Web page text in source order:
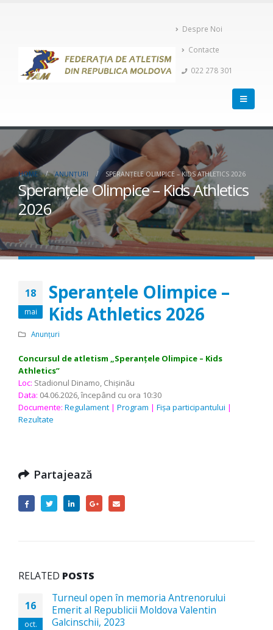
Despre Noi
Contacte
022 278 301
HOME ANUNȚURI SPERANȚELE OLIMPICE – KIDS ATHLETICS 2026
Speranțele Olimpice – Kids Athletics
2026
18
mai
Speranțele Olimpice –
Kids Athletics 2026
Anunțuri
Concursul de atletism „Speranțele Olimpice – Kids
Athletics”
Loc: Stadionul Dinamo, Chişinău
Data: 04.06.2026, începând cu ora 10:30
Documente: Regulament | Program | Fișa participantului |
Rezultate
Partajează
RELATED POSTS
16
oct.
Turneul open în memoria Antrenorului
Emerit al Republicii Moldova Valentin
Galcinschii, 2023